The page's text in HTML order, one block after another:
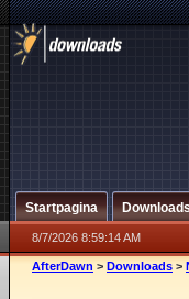
Startpagina
8/7/2026 8:59:14 AM
AfterDawn > Downloads >